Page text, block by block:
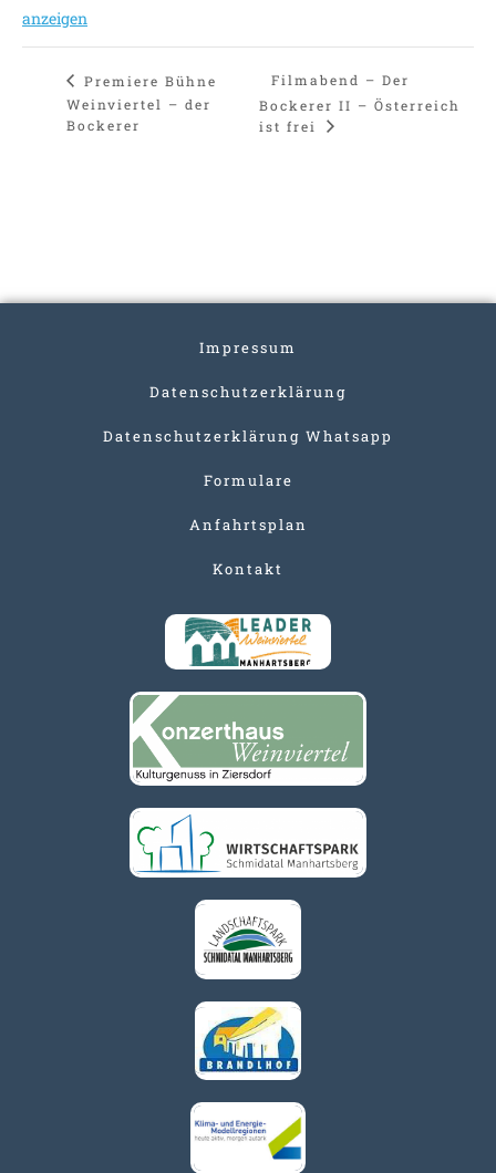
anzeigen
Premiere Bühne
Weinviertel – der
Bockerer
Filmabend – Der
Bockerer II – Österreich
ist frei
Impressum
Datenschutzerklärung
Datenschutzerklärung Whatsapp
Formulare
Anfahrtsplan
Kontakt